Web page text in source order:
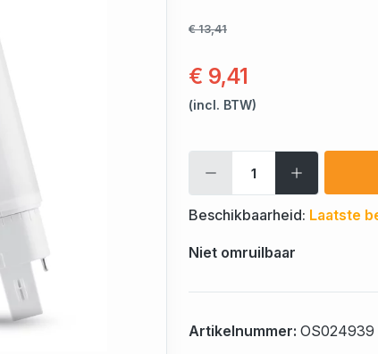
€ 13,41
€ 9,41
(incl. BTW)
Beschikbaarheid: Laatste
Niet omruilbaar
Artikelnummer: OS024939